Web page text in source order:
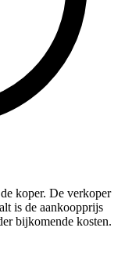
koper. De verkoper
is de aankoopprijs
bijkomende kosten.